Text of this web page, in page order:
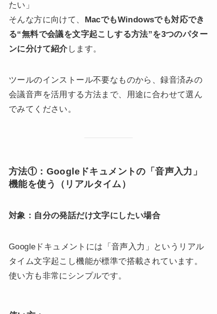
たい」
そんな方に向けて、
MacでもWindowsでも対応でき
る“無料で会議を文字起こしする方法”を3つのパター
ンに分けて紹介します。
ツールのインストール不要なものから、録音済みの
会議音声を活用する方法まで、用途に合わせて選ん
でみてください。
方法①：Googleドキュメントの「音声入力」
機能を使う（リアルタイム）
対象：自分の発話だけ文字にしたい場合
Googleドキュメントには「音声入力」というリアル
タイム文字起こし機能が標準で搭載されています。
使い方も非常にシンプルです。